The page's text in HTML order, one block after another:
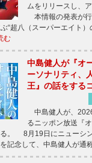
ムをリリースし、
本情報の発表が
“超八（スーパーエイト
む
中島健人が『オ
ーソナリティ、
王』の話をする
中島健人が、
るニッポン放送『
。 8月19日にニューシ
記念して、中島健人が通